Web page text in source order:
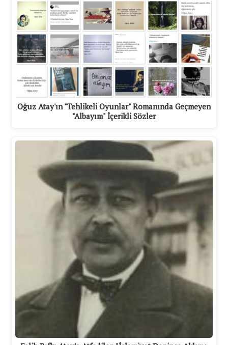
Oğuz Atay'ın "Tehlikeli Oyunlar" Romanında Geçmeyen
"Albayım" İçerikli Sözler